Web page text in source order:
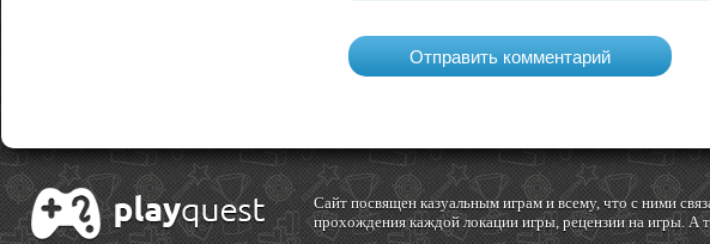
Cайт посвящен казуальным играм и всему, что с ними
прохождения каждой локации игры, рецензии на игры.